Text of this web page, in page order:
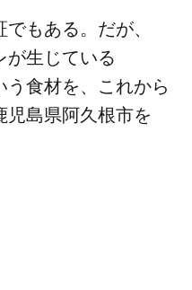
もある。​だが、​
が​生じている​
食材を、​これから​
児島県阿久根市を​